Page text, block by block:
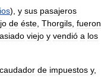
), y sus pasajeros
de éste, Thorgils, fueron
viejo y vendió a los
de impuestos y,